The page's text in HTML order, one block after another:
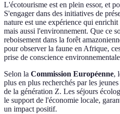
L'écotourisme est en plein essor, et
S'engager dans des initiatives de
nature est une expérience qui
mais aussi l'environnement. Que ce
reboisement dans la forêt
pour observer la faune en Afrique,
prise de conscience
Selon la Commission Européenne,
plus en plus recherchés par les
de la génération Z. Les séjours
le support de l'économie locale,
un impact positif.